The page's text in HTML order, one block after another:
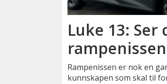
Luke 13: Ser
Rampenissen er nok en
kunnskapen som skal til